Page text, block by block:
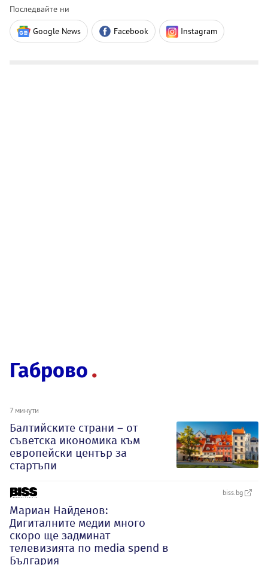
Последвайте ни
Google News Facebook Instagram
Габрово
7 минути
Балтийските страни – от
съветска икономика към
европейски център за
стартъпи
biss.bg
Мариан Найденов:
Дигиталните медии много
скоро ще задминат
телевизията по media spend в
България